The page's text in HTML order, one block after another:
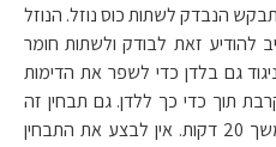
הנבדק לשתות כוס נוזל. הנוזל
להודיע זאת לבודק ולשתות חומר
גם בלדן כדי לשפר את הדימות
תוך כדי כך ללדן. גם תבחין זה
הוא תהליך לא מכאיב שנמשך 20 דקות. אין לבצע את התבחין